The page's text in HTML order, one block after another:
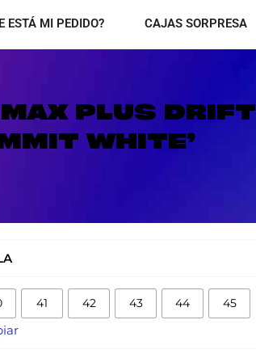
ESTÁ MI PEDIDO? CAJAS SORPRESA
PLUS DRIFT
WHITE’
41 42 43 44 45